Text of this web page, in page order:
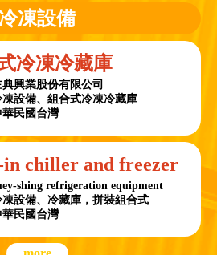
凍設備
冷凍冷藏庫
興業股份有限公司
設備、組合式冷凍冷藏庫
華民國台灣
chiller and freezer
shing refrigeration equipment
設備、冷藏庫，拼裝組合式
華民國台灣